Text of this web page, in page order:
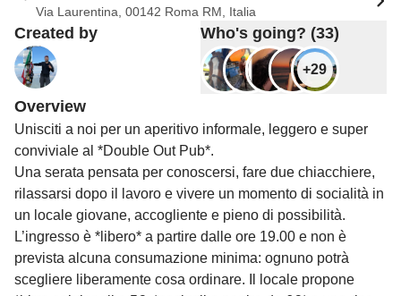
Via Laurentina, 00142 Roma RM, Italia
Created by Who's going? (33)
+29
Overview
Unisciti a noi per un aperitivo informale, leggero e super
conviviale al *Double Out Pub*.
Una serata pensata per conoscersi, fare due chiacchiere,
rilassarsi dopo il lavoro e vivere un momento di socialità in
un locale giovane, accogliente e pieno di possibilità.
L’ingresso è *libero* a partire dalle ore 19.00 e non è
prevista alcuna consumazione minima: ognuno potrà
scegliere liberamente cosa ordinare. Il locale propone